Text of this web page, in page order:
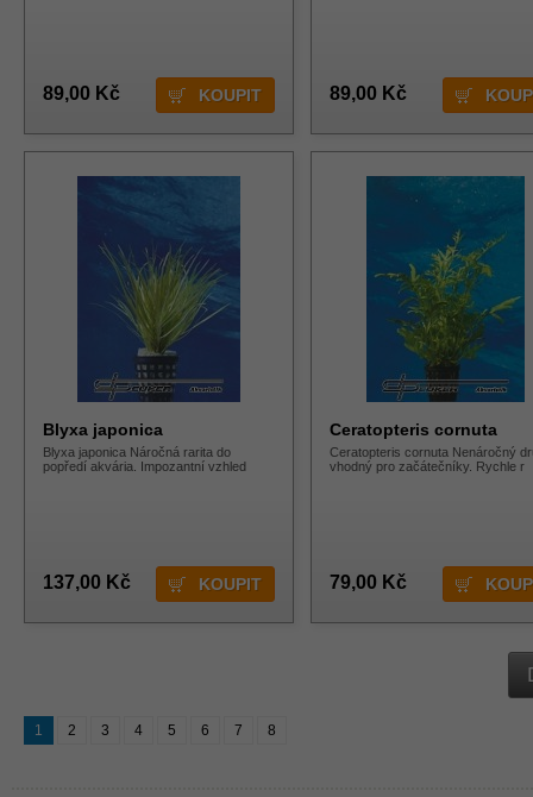
89,00 Kč 89,00 Kč
Blyxa japonica
Blyxa japonica Náročná rarita do
popředí akvária. Impozantní vzhled
137,00 Kč
Ceratopteris cornuta
Ceratopteris cornuta Nenáročný
vhodný pro začátečníky. Rychle r
79,00 Kč
1 2 3 4 5 6 7 8